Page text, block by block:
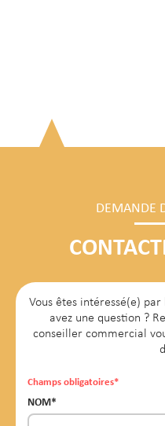
DEMANDE
Vous êtes intéressé(e) par
avez une question ?
conseiller commercial
Champs obligatoires*
NOM*